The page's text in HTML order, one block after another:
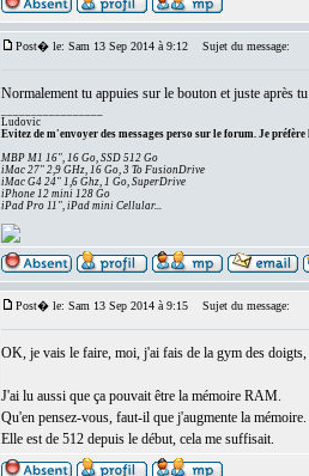
Post� le: Sam 13 Sep 2014 à 9:12 Sujet du message:
Normalement tu appuies sur le bouton et juste après
Ludovic
Evitez de m'envoyer des messages perso sur le forum. Je préfère
MBP M1 16", 16 Go, SSD 512 Go
iMac 27" 2,9 GHz, 16 Go, 3 To FusionDrive
iMac G4 24" 1,6 Ghz, 1 Go, SuperDrive
iPhone 12 mini 128 Go
iPad Pro 11", iPad mini Cellular...
Post� le: Sam 13 Sep 2014 à 9:15 Sujet du message:
OK, je vais le faire, moi, j'ai fais de la gym des
J'ai lu aussi que ça pouvait être la mémoire RAM.
Qu'en pensez-vous, faut-il que j'augmente la mémoire.
Elle est de 512 depuis le début, cela me suffisait.